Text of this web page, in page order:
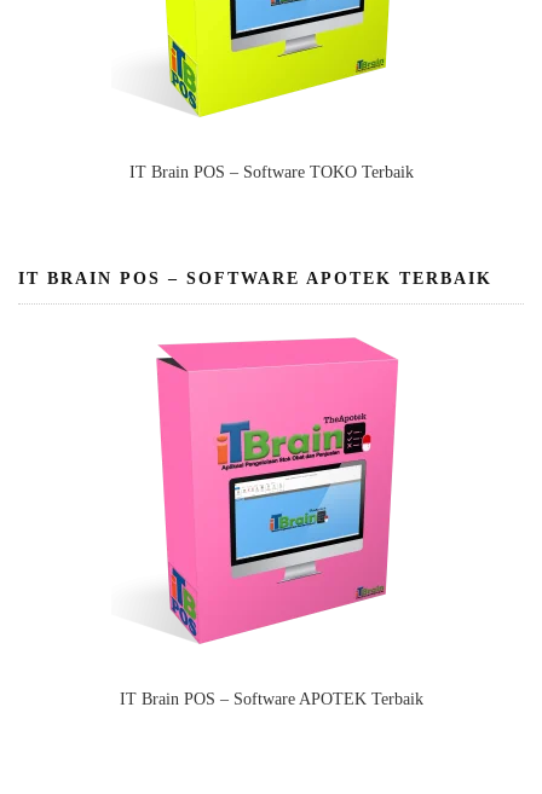
IT Brain POS – Software TOKO Terbaik
IT BRAIN POS – SOFTWARE APOTEK TERBAIK
IT Brain POS – Software APOTEK Terbaik